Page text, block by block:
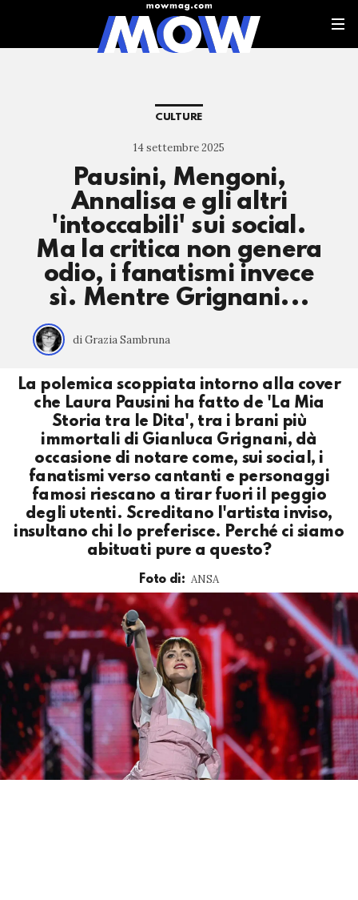
CULTURE
14 settembre 2025
Pausini, Mengoni,
Annalisa e gli altri
'intoccabili' sui social.
Ma la critica non genera
odio, i fanatismi invece
sì. Mentre Grignani...
di Grazia Sambruna
La polemica scoppiata intorno alla cover
che Laura Pausini ha fatto de 'La Mia
Storia tra le Dita', tra i brani più
immortali di Gianluca Grignani, dà
occasione di notare come, sui social, i
fanatismi verso cantanti e personaggi
famosi riescano a tirar fuori il peggio
degli utenti. Screditano l'artista inviso,
insultano chi lo preferisce. Perché ci siamo
abituati pure a questo?
Foto di: ANSA